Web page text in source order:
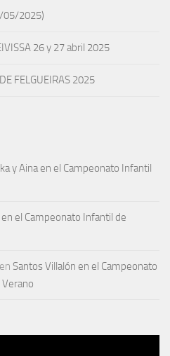
05/2025)
26 y 27 abril 2025
FELGUEIRAS 2025
y Aina en el Campeonato Infantil
en el Campeonato Infantil de
en Santos Villalón en el Campeonato